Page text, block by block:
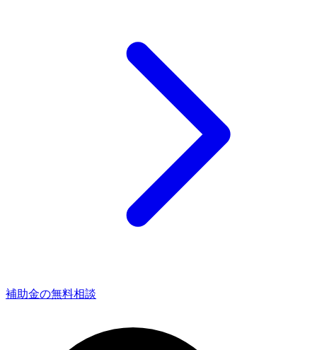
補助金の無料相談